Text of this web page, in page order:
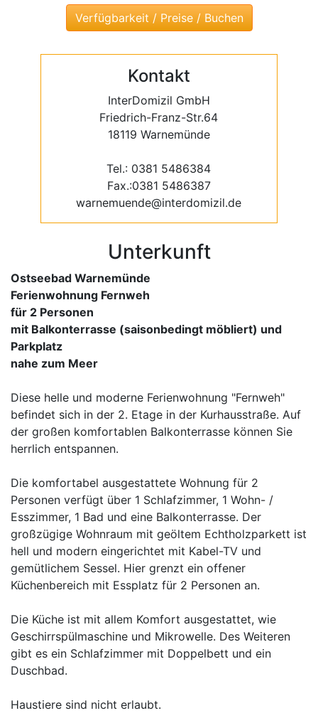
Kontakt
InterDomizil GmbH
Friedrich-Franz-Str.64
18119 Warnemünde
Tel.: 0381 5486384
Fax.:0381 5486387
warnemuende@interdomizil.de
Unterkunft
Ostseebad Warnemünde
Ferienwohnung Fernweh
für 2 Personen
mit Balkonterrasse (saisonbedingt möbliert) und
Parkplatz
nahe zum Meer
Diese helle und moderne Ferienwohnung "Fernweh"
befindet sich in der 2. Etage in der Kurhausstraße. Auf
der großen komfortablen Balkonterrasse können Sie
herrlich entspannen.
Die komfortabel ausgestattete Wohnung für 2
Personen verfügt über 1 Schlafzimmer, 1 Wohn- /
Esszimmer, 1 Bad und eine Balkonterrasse. Der
großzügige Wohnraum mit geöltem Echtholzparkett ist
hell und modern eingerichtet mit Kabel-TV und
gemütlichem Sessel. Hier grenzt ein offener
Küchenbereich mit Essplatz für 2 Personen an.
Die Küche ist mit allem Komfort ausgestattet, wie
Geschirrspülmaschine und Mikrowelle. Des Weiteren
gibt es ein Schlafzimmer mit Doppelbett und ein
Duschbad.
Haustiere sind nicht erlaubt.